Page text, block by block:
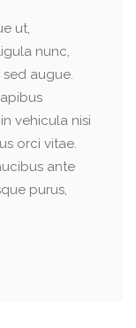
ut,
nunc,
augue.
vehicula nisi
orci vitae.
ante
purus,